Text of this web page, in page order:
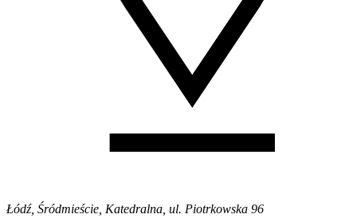
Łódź, Śródmieście, Katedralna, ul. Piotrkowska 96